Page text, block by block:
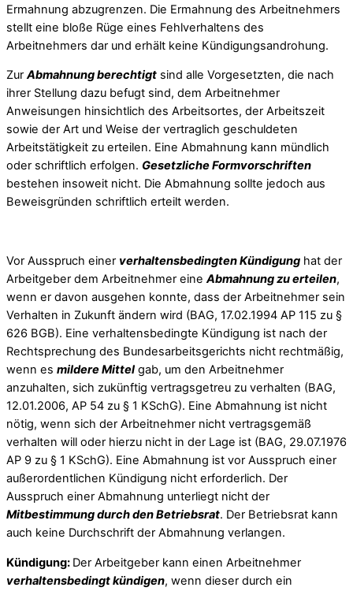
Ermahnung abzugrenzen. Die Ermahnung des Arbeitnehmers
stellt eine bloße Rüge eines Fehlverhaltens des
Arbeitnehmers dar und erhält keine Kündigungsandrohung.
ZurAbmahnung berechtigt sind alle Vorgesetzten, die nach
ihrer Stellung dazu befugt sind, dem Arbeitnehmer
Anweisungen hinsichtlich des Arbeitsortes, der Arbeitszeit
sowie der Art und Weise der vertraglich geschuldeten
Arbeitstätigkeit zu erteilen. Eine Abmahnung kann mündlich
oder schriftlich erfolgen. Gesetzliche Formvorschriften
bestehen insoweit nicht. Die Abmahnung sollte jedoch aus
Beweisgründen schriftlich erteilt werden.
Vor Ausspruch einer verhaltensbedingten Kündigung hat der
Arbeitgeber dem Arbeitnehmer eineAbmahnung zu erteilen,
wenn er davon ausgehen konnte, dass der Arbeitnehmer sein
Verhalten in Zukunft ändern wird (BAG, 17.02.1994 AP 115 zu §
626 BGB). Eine verhaltensbedingte Kündigung ist nach der
Rechtsprechung des Bundesarbeitsgerichts nicht rechtmäßig,
wenn es mildere Mittel gab, um den Arbeitnehmer
anzuhalten, sich zukünftig vertragsgetreu zu verhalten (BAG,
12.01.2006, AP 54 zu § 1 KSchG). Eine Abmahnung ist nicht
nötig, wenn sich der Arbeitnehmer nicht vertragsgemäß
verhalten will oder hierzu nicht in der Lage ist (BAG, 29.07.1976
AP 9 zu § 1 KSchG). Eine Abmahnung ist vor Ausspruch einer
außerordentlichen Kündigung nicht erforderlich. Der
Ausspruch einer Abmahnung unterliegt nicht der
Mitbestimmung durch den Betriebsrat. Der Betriebsrat kann
auch keine Durchschrift der Abmahnung verlangen.
Kündigung: Der Arbeitgeber kann einen Arbeitnehmer
verhaltensbedingt kündigen, wenn dieser durch ein